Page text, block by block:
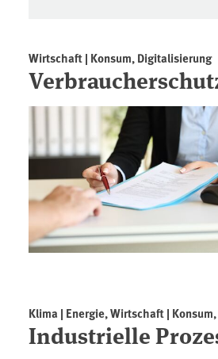
Wirtschaft | Konsum, Digitalisierung
Klima | Energie, Wirtschaft |
Industrielle